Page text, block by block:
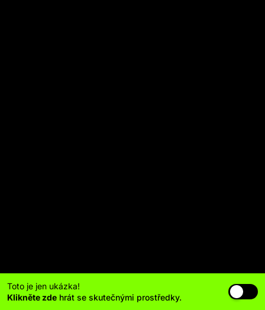
Toto je jen ukázka!
Klikněte zde hrát se skutečnými prostředky.